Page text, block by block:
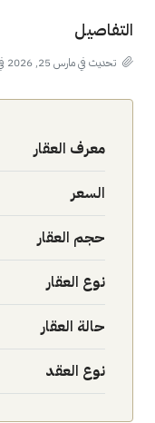
التفاصيل
تحديث في مارس 25, 2026 في 1:17 ص
معرف العقار
السعر
حجم العقار
نوع العقار
حالة العقار
نوع العقد